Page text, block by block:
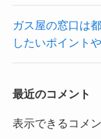
ガス屋の窓口は
したいポイント
最近のコメント
表示できるコメ